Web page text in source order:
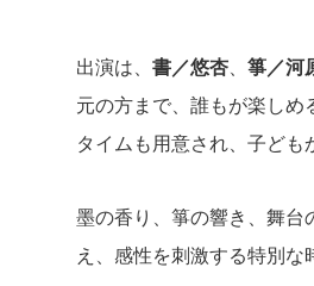
出演は、 書／悠杏、 箏／河
元の方まで、誰もが楽し
タイムも用意され、子ど
墨の香り、箏の響き、舞
え、感性を刺激する特別